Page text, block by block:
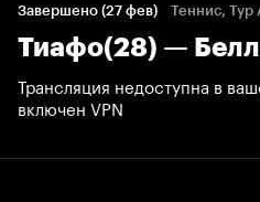
Завершено (27 фев) Теннис, Тур
Тиафо(28) —
Трансляция недоступна в
включен VPN